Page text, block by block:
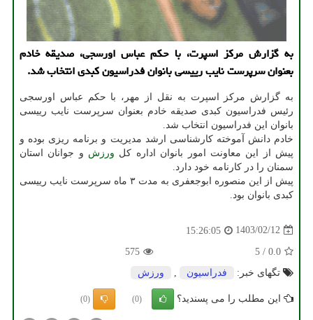
به گزارش مرکز اسپرت، با حکم عباس اورسجی، صدیقه خادم
بعنوان سرپرست نایب رییسی بانوان فدراسیون کبدی انتخاب شد.
به گزارش مرکز اسپرت به نقل از مهر، با حکم عباس اورسجی
رئیس فدراسیون کبدی صدیقه خادم بعنوان سرپرست نایب رییسی
بانوان این فدراسیون انتخاب شد.
خادم دانش آموخته کارشناسی ارشد مدیریت و برنامه ریزی بوده و
پیش از این معاونت امور بانوان اداره کل ورزش و جوانان استان
سمنان را در کارنامه خود دارد.
پیش از این منصوره ابوجعفری به مدت ۳ ماه سرپرست نایب رییسی
کبدی بانوان بود.
1403/02/12
15:26:05
0.0
/
5
575
تگهای خبر:
فدراسیون ورزش
این مطلب را می پسندید؟ (0)
(0)